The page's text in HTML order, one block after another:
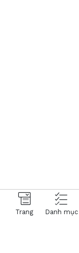
Trang Danh mục